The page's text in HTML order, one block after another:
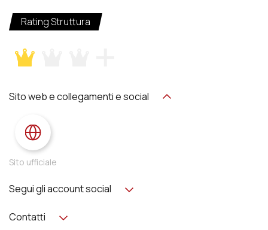
Rating Struttura
Sito web e collegamenti e social
Sito ufficiale
Segui gli account social
Contatti